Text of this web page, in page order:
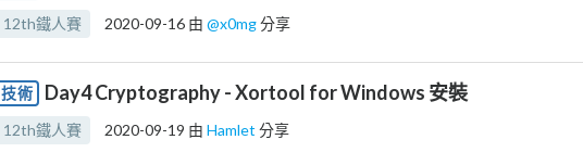
12th鐵人賽 2020-09-16 由 @x0mg分享
技術 Day4 Cryptography - Xortool for Windows 安裝
12th鐵人賽 2020-09-19 由 Hamlet 分享